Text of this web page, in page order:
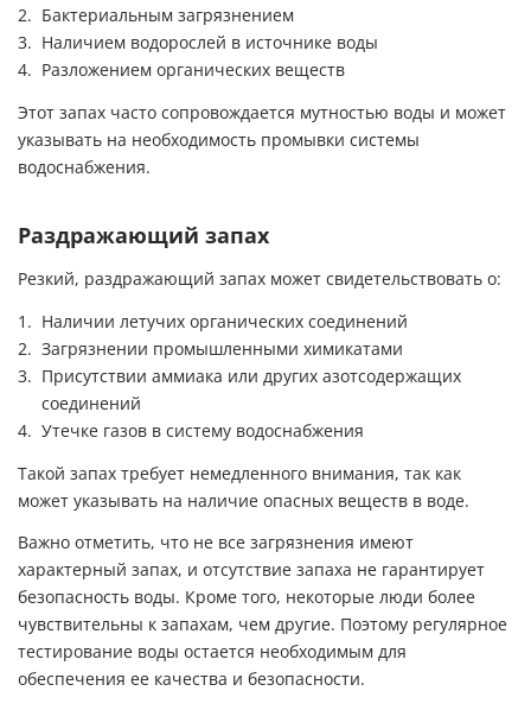
Бактериальным загрязнением
Наличием водорослей в источнике воды
Разложением органических веществ
Этот запах часто сопровождается мутностью воды и может
указывать на необходимость промывки системы
водоснабжения.
Раздражающий запах
Резкий, раздражающий запах может свидетельствовать о:
Наличии летучих органических соединений
Загрязнении промышленными химикатами
Присутствии аммиака или других азотсодержащих
соединений
Утечке газов в систему водоснабжения
Такой запах требует немедленного внимания, так как
может указывать на наличие опасных веществ в воде.
Важно отметить, что не все загрязнения имеют
характерный запах, и отсутствие запаха не гарантирует
безопасность воды. Кроме того, некоторые люди более
чувствительны к запахам, чем другие. Поэтому регулярное
тестирование воды остается необходимым для
обеспечения ее качества и безопасности.